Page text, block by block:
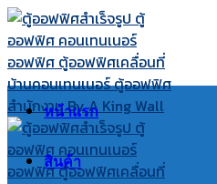
Skip
to
content
หน้าแรก
สินค้า